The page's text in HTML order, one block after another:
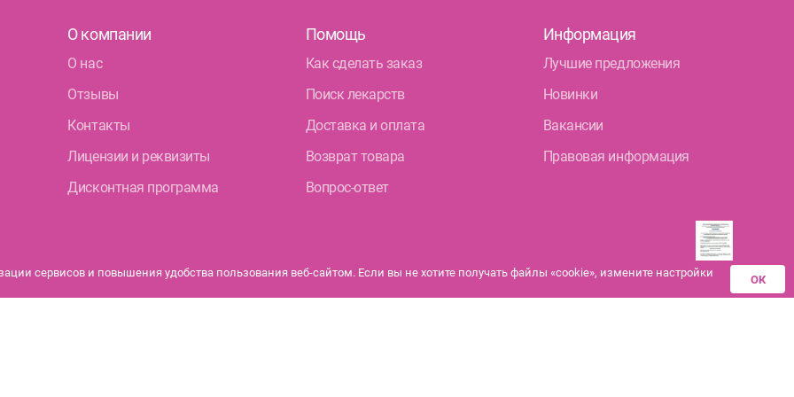
О компании
О нас
Отзывы
Контакты
Лицензии и реквизиты
Дисконтная программа
Помощь
Как сделать заказ
Поиск лекарств
Доставка и оплата
Возврат товара
Вопрос-ответ
Информация
Лучшие предложения
Новинки
Вакансии
Правовая информация
Разрешения аптек-
партнеров на
сервисов и повышения удобства пользования веб-сайтом. Если вы не хотите получать файлы «cookie», измените настройки
ОК